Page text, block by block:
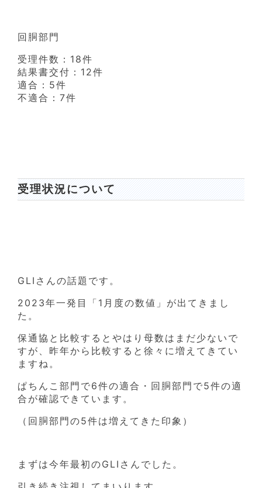
回胴部門
受理件数：18件
結果書交付：12件
適合：5件
不適合：7件
受理状況について
GLIさんの話題です。
2023年一発目「1月度の数値」が出てきまし
た。
保通協と比較するとやはり母数はまだ少ないで
すが、昨年から比較すると徐々に増えてきてい
ますね。
ぱちんこ部門で6件の適合・回胴部門で5件の適
合が確認できています。
（回胴部門の5件は増えてきた印象）
まずは今年最初のGLIさんでした。